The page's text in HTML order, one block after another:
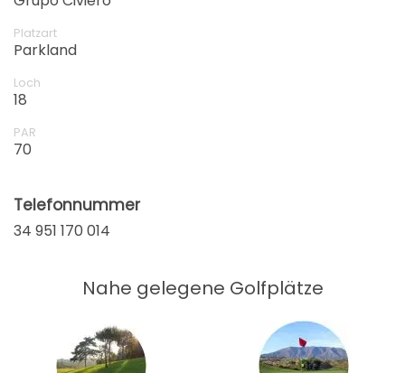
Platzart
Parkland
Loch
18
PAR
70
Telefonnummer
34 951 170 014
Nahe gelegene Golfplätze